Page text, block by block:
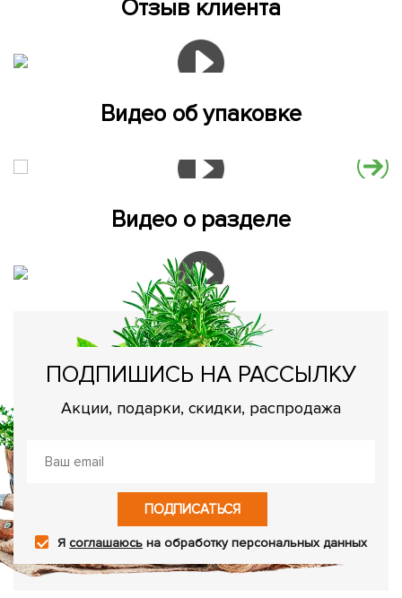
Отзыв клиента
Видео об упаковке
Видео о разделе
ПОДПИШИСЬ НА РАССЫЛКУ
Акции, подарки, скидки, распродажа
ПОДПИСАТЬСЯ
Ясоглашаюсь на обработку персональных данных